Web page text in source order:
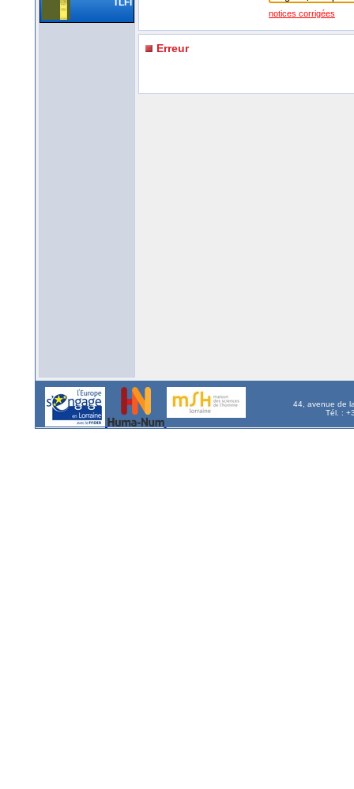
TLFi
notices corrigées
Erreur
44, avenue de
Tél. :